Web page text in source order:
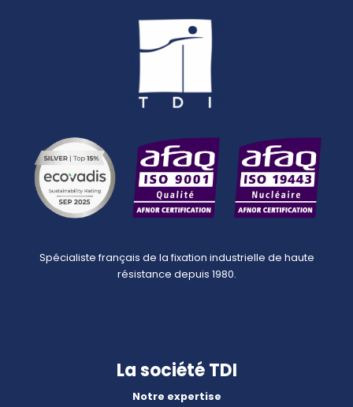
Spécialiste français de la fixation industrielle de haute
résistance depuis 1980.
La société TDI
Notre expertise